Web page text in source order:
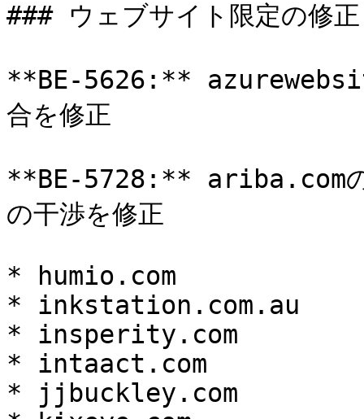
### ウェブサイト限定の修正
**BE-5626:**
合を修正
**BE-5728:** ariba.comの
の干渉を修正
* humio.com
* inkstation.com.au
* insperity.com
* intaact.com
* jjbuckley.com